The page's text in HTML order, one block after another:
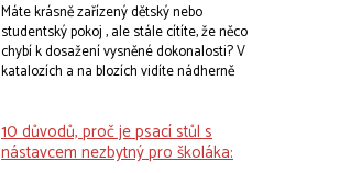
peněz. Řešení, které roste s vaším dítětem
a přizpůsobuje se jeho potřebám. Řešení
jménem multifunkční rostoucí postýlka .
Máte krásně zařízený dětský nebo
studentský pokoj , ale stále cítíte, že něco
chybí k dosažení vysněné dokonalosti? V
katalozích a na blozích vidíte nádherně
jsou právě doplňky , které dokážou s
pokojem doslova čarovat.
10 důvodů, proč je psací stůl s
nástavcem nezbytný pro školáka: